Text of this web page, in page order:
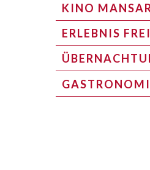
KINO
ERLEBNIS